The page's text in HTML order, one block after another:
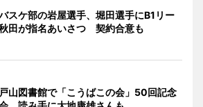
スケ部の岩屋選手、堀田選手にB1リー
田が指名あいさつ 契約合意も
山図書館で「こうばこの会」50回記念